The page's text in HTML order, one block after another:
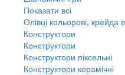
Показати всі
Олівці кольорові, крейда
Конструктори
Конструктори
Конструктори піксельні
Конструктори керамічні